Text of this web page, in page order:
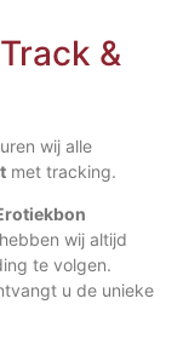
&
wij alle
met tracking.
wij altijd
te volgen.
u de unieke